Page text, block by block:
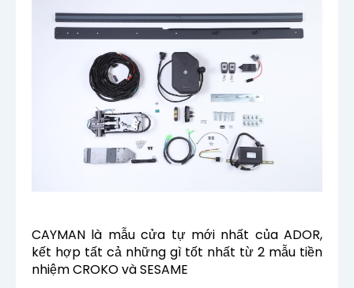
CAYMAN là mẫu cửa tự mới nhất của ADOR,
kết hợp tất cả những gì tốt nhất từ ​​2 mẫu tiền
nhiệm CROKO và SESAME